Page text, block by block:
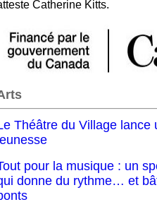
Catherine Kitts.
Théâtre du Village lance
pour la musique : un
donne du rythme… et